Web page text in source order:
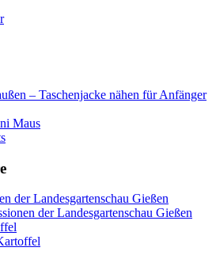
– Taschenjacke nähen für Anfänger
Maus
der Landesgartenschau Gießen
der Landesgartenschau Gießen